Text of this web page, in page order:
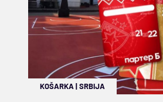
KOŠARKA |SRBIJA